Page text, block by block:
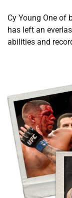
Cy Young One of
has left an
abilities and